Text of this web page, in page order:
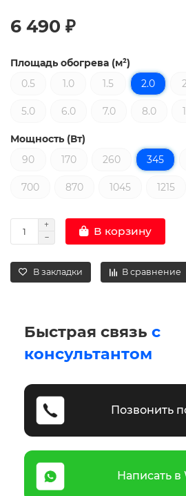
6 490 ₽
Площадь обогрева (м²)
0.5
1.0 1.5 2.0
5.0 6.0 7.0 8.0
Мощность (Вт)
90
170 260 345
700 870 1045 1215
В корзину
В закладки В сравнение
Быстрая связь с
консультантом
Позвонить
Написать